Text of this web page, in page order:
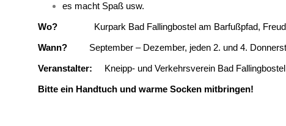
es macht Spaß usw.
Wo? Kurpark Bad Fallingbostel am Barfußpfad,
Wann?
September – Dezember, jeden 2. und 4.
Veranstalter: Kneipp- und Verkehrsverein Bad Fallingbostel
Bitte ein Handtuch und warme Socken mitbringen!